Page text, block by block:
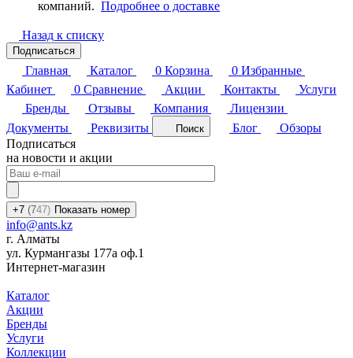
компаний. Подробнее о доставке
Назад к списку
Подписаться
Главная Каталог 0 Корзина 0 Избранные
Кабинет
0 Сравнение Акции Контакты
Услуги
Бренды
Отзывы Компания
Лицензии
Документы
Реквизиты Поиск Блог
Обзоры
Подписаться
на новости и акции
+7 (747) Показать номер
info@ants.kz
г. Алматы
ул. Курмангазы 177а оф.1
Интернет-магазин
Каталог
Акции
Бренды
Услуги
Коллекции